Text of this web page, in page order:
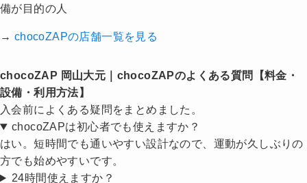
備が目的の人
→ chocoZAPの店舗一覧を見る
chocoZAP 岡山大元｜chocoZAPのよくある質問【料金・
設備・利用方法】
入会前によくある疑問をまとめました。
chocoZAPは初心者でも使えますか？
はい。短時間でも通いやすい設計なので、運動が久しぶりの
方でも始めやすいです。
24時間使えますか？